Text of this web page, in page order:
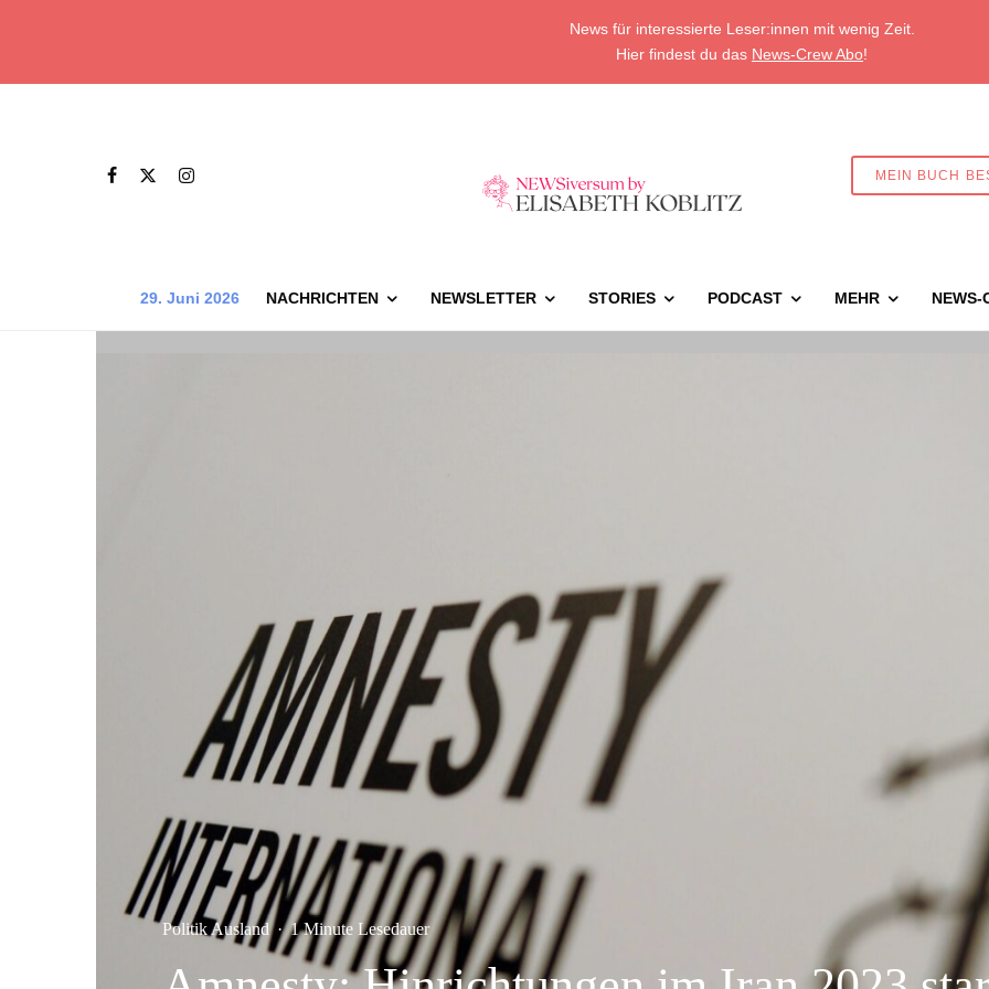
News für interessierte Leser:innen mit wenig Zeit.
Hier findest du das News-Crew Abo!
MEIN BUCH
29. Juni 2026 NACHRICHTEN NEWSLETTER STORIES PODCAST MEHR NEWS-
Politik Ausland · 1 Minute Lesedauer